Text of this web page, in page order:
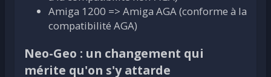
Amiga 1200 => Amiga AGA (conforme à la
compatibilité AGA)
Neo-Geo : un changement qui
mérite qu'on s'y attarde